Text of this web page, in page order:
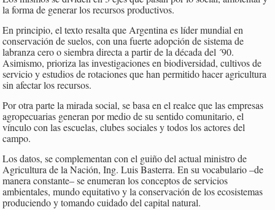
la forma de generar los recursos productivos.
En principio, el texto resalta que Argentina es líder mundial en
conservación de suelos, con una fuerte adopción de sistema de
labranza cero o siembra directa a partir de la década del ´90.
Asimismo, prioriza las investigaciones en biodiversidad, cultivos de
servicio y estudios de rotaciones que han permitido hacer agricultura
sin afectar los recursos.
Por otra parte la mirada social, se basa en el realce que las empresas
agropecuarias generan por medio de su sentido comunitario, el
vínculo con las escuelas, clubes sociales y todos los actores del
campo.
Los datos, se complementan con el guiño del actual ministro de
Agricultura de la Nación, Ing. Luis Basterra. En su vocabulario –de
manera constante– se enumeran los conceptos de servicios
ambientales, mundo equitativo y la conservación de los ecosistemas
produciendo y tomando cuidado del capital natural.